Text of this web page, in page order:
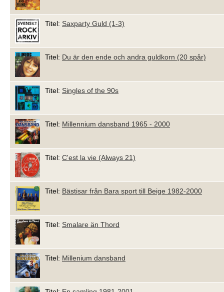
Titel: Saxparty Guld (1-3)
Titel: Du är den ende och andra guldkorn (20 spår)
Titel: Singles of the 90s
Titel: Millennium dansband 1965 - 2000
Titel: C'est la vie (Always 21)
Titel: Bästisar från Bara sport till Beige 1982-2000
Titel: Smalare än Thord
Titel: Millenium dansband